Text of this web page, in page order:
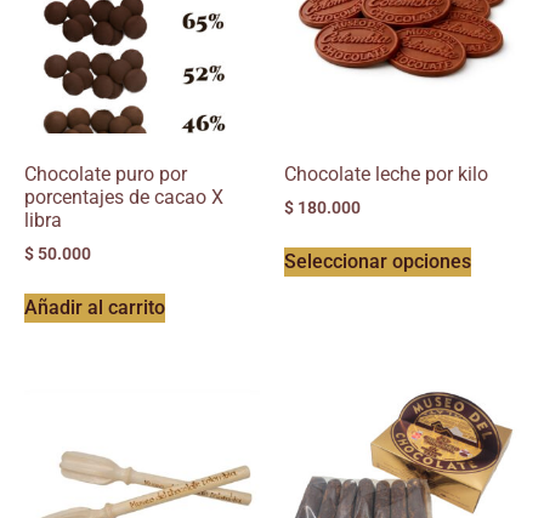
Chocolate puro por
porcentajes de cacao X
libra
$ 50.000
Añadir al carrito
Chocolate leche por kilo
$ 180.000
Seleccionar opciones